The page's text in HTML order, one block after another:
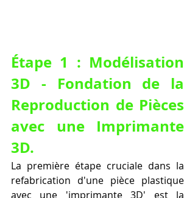
Étape 1 : Modélisation
3D - Fondation de la
Reproduction de Pièces
avec une Imprimante
3D.
La première étape cruciale dans la
refabrication d'une pièce plastique
avec une 'imprimante 3D' est la